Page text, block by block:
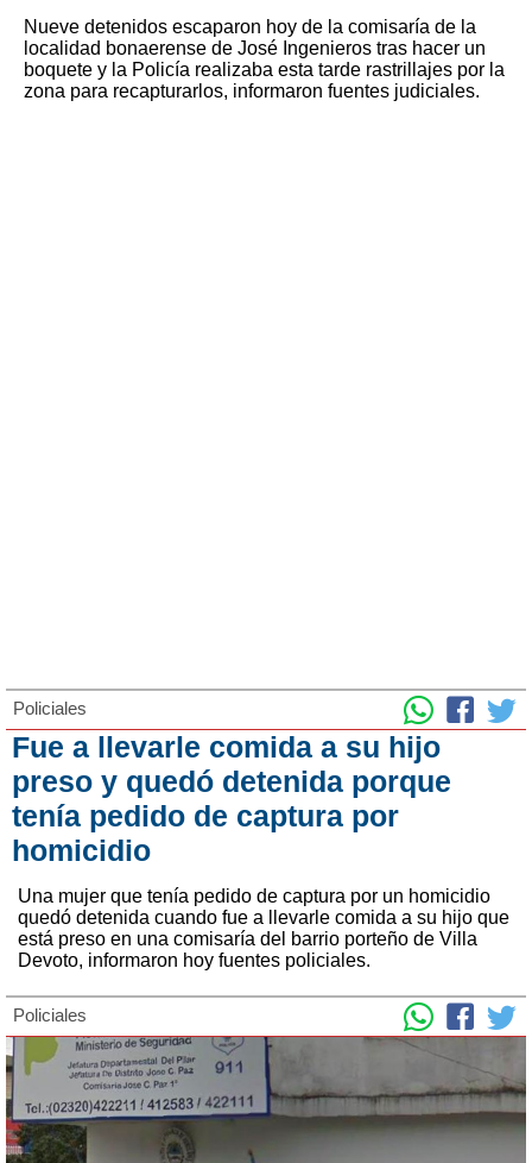
Nueve detenidos escaparon hoy de la comisaría de la
localidad bonaerense de José Ingenieros tras hacer un
boquete y la Policía realizaba esta tarde rastrillajes por la
zona para recapturarlos, informaron fuentes judiciales.
Policiales
Fue a llevarle comida a su hijo
preso y quedó detenida porque
tenía pedido de captura por
homicidio
Una mujer que tenía pedido de captura por un homicidio
quedó detenida cuando fue a llevarle comida a su hijo que
está preso en una comisaría del barrio porteño de Villa
Devoto, informaron hoy fuentes policiales.
Policiales